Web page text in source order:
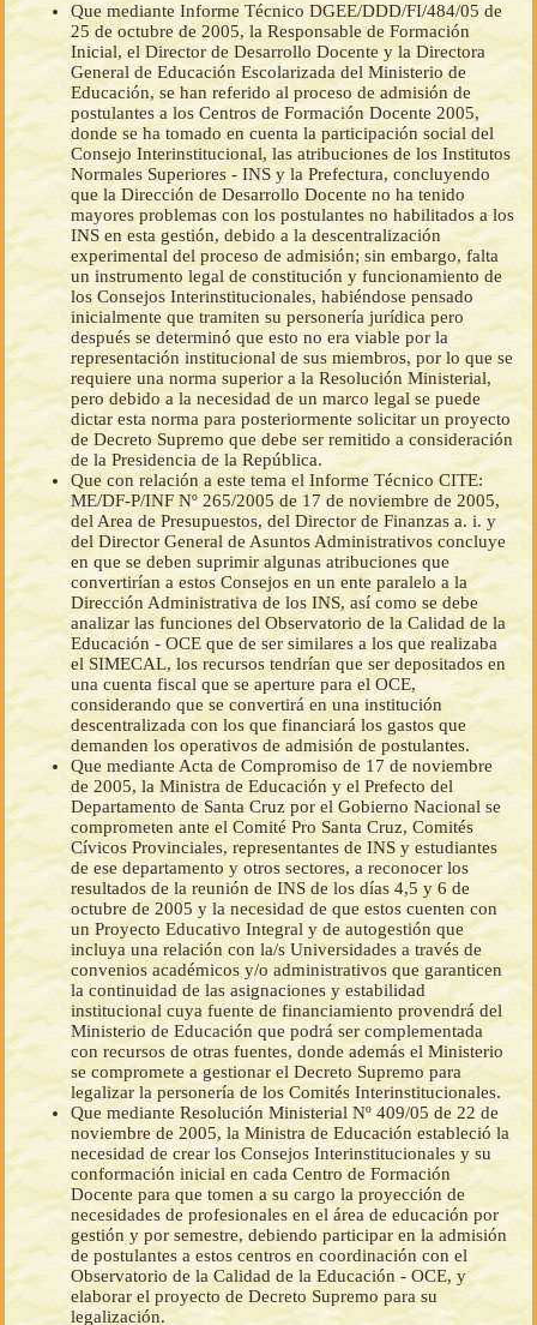
Que mediante Informe Técnico DGEE/DDD/FI/484/05 de
25 de octubre de 2005, la Responsable de Formación
Inicial, el Director de Desarrollo Docente y la Directora
General de Educación Escolarizada del Ministerio de
Educación, se han referido al proceso de admisión de
postulantes a los Centros de Formación Docente 2005,
donde se ha tomado en cuenta la participación social del
Consejo Interinstitucional, las atribuciones de los Institutos
Normales Superiores - INS y la Prefectura, concluyendo
que la Dirección de Desarrollo Docente no ha tenido
mayores problemas con los postulantes no habilitados a los
INS en esta gestión, debido a la descentralización
experimental del proceso de admisión; sin embargo, falta
un instrumento legal de constitución y funcionamiento de
los Consejos Interinstitucionales, habiéndose pensado
inicialmente que tramiten su personería jurídica pero
después se determinó que esto no era viable por la
representación institucional de sus miembros, por lo que se
requiere una norma superior a la Resolución Ministerial,
pero debido a la necesidad de un marco legal se puede
dictar esta norma para posteriormente solicitar un proyecto
de Decreto Supremo que debe ser remitido a consideración
de la Presidencia de la República.
Que con relación a este tema el Informe Técnico CITE:
ME/DF-P/INF Nº 265/2005 de 17 de noviembre de 2005,
del Area de Presupuestos, del Director de Finanzas a. i. y
del Director General de Asuntos Administrativos concluye
en que se deben suprimir algunas atribuciones que
convertirían a estos Consejos en un ente paralelo a la
Dirección Administrativa de los INS, así como se debe
analizar las funciones del Observatorio de la Calidad de la
Educación - OCE que de ser similares a los que realizaba
el SIMECAL, los recursos tendrían que ser depositados en
una cuenta fiscal que se aperture para el OCE,
considerando que se convertirá en una institución
descentralizada con los que financiará los gastos que
demanden los operativos de admisión de postulantes.
Que mediante Acta de Compromiso de 17 de noviembre
de 2005, la Ministra de Educación y el Prefecto del
Departamento de Santa Cruz por el Gobierno Nacional se
comprometen ante el Comité Pro Santa Cruz, Comités
Cívicos Provinciales, representantes de INS y estudiantes
de ese departamento y otros sectores, a reconocer los
resultados de la reunión de INS de los días 4,5 y 6 de
octubre de 2005 y la necesidad de que estos cuenten con
un Proyecto Educativo Integral y de autogestión que
incluya una relación con la/s Universidades a través de
convenios académicos y/o administrativos que garanticen
la continuidad de las asignaciones y estabilidad
institucional cuya fuente de financiamiento provendrá del
Ministerio de Educación que podrá ser complementada
con recursos de otras fuentes, donde además el Ministerio
se compromete a gestionar el Decreto Supremo para
legalizar la personería de los Comités Interinstitucionales.
Que mediante Resolución Ministerial Nº 409/05 de 22 de
noviembre de 2005, la Ministra de Educación estableció la
necesidad de crear los Consejos Interinstitucionales y su
conformación inicial en cada Centro de Formación
Docente para que tomen a su cargo la proyección de
necesidades de profesionales en el área de educación por
gestión y por semestre, debiendo participar en la admisión
de postulantes a estos centros en coordinación con el
Observatorio de la Calidad de la Educación - OCE, y
elaborar el proyecto de Decreto Supremo para su
legalización.